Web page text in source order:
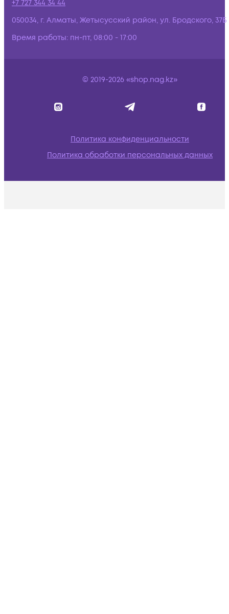
+7 727 344 34 44
050034, г. Алматы, Жетысусский район, ул. Бродского, 37Б
Время работы: пн-пт, 08:00 - 17:00
© 2019-2026 «shop.nag.kz»
Политика конфиденциальности
Политика обработки персональных данных